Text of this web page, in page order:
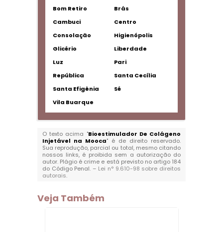
Bom Retiro
Brás
Cambuci
Centro
Consolação
Higienópolis
Glicério
Liberdade
Luz
Pari
República
Santa Cecília
Santa Efigênia
Sé
Vila Buarque
O texto acima "Bioestimulador De Colágeno
Injetável na Mooca" é de direito reservado.
Sua reprodução, parcial ou total, mesmo citando
nossos links, é proibida sem a autorização do
autor. Plágio é crime e está previsto no artigo 184
do Código Penal. – Lei n° 9.610-98 sobre direitos
autorais.
Veja Também